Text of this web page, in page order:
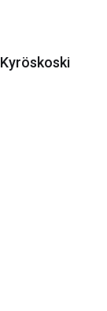
Kyröskoski